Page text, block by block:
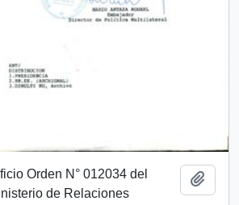
Orden N° 012034 del
de Relaciones